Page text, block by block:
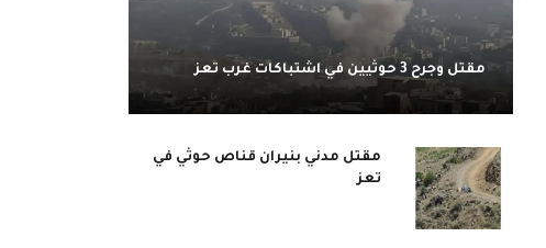
مقتل وجرح 3 حوثيين في اشتباكات غرب تعز
مقتل مدني بنيران قناص حوثي في
تعز